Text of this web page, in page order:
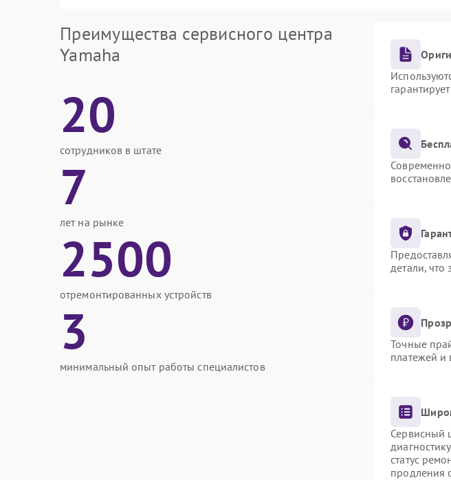
Преимущества сервисного центра
Yamaha
20
сотрудников в штате
7
лет на рынке
2500
отремонтированных устройств
3
минимальный опыт работы специалистов
детали,
Точные
платежей и
Сервисный
статус
продления